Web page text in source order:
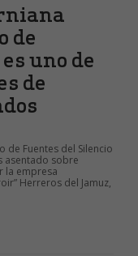
de
uno de
de
de Fuentes del Silencio
asentado sobre
la empresa
Herreros del Jamuz,